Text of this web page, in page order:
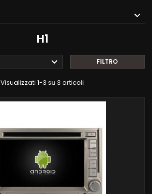
H1
 FILTRO
Visualizzati 1-3 su 3 articoli